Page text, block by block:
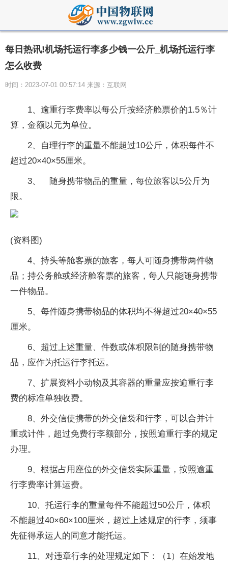
每日热讯!机场托运行李多少钱一公斤_机场托运行李
怎么收费
时间：2023-07-01 00:57:14 来源：互联网
1、逾重行李费率以每公斤按经济舱票价的1.5％计
算，金额以元为单位。
2、自理行李的重量不能超过10公斤，体积每件不
超过20×40×55厘米。
3、 随身携带物品的重量，每位旅客以5公斤为
限。
(资料图)
4、持头等舱客票的旅客，每人可随身携带两件物
品；持公务舱或经济舱客票的旅客，每人只能随身携带
一件物品。
5、每件随身携带物品的体积均不得超过20×40×55
厘米。
6、超过上述重量、件数或体积限制的随身携带物
品，应作为托运行李托运。
7、扩展资料小动物及其容器的重量应按逾重行李
费的标准单独收费。
8、外交信使携带的外交信袋和行李，可以合并计
重或计件，超过免费行李额部分，按照逾重行李的规定
办理。
9、根据占用座位的外交信袋实际重量，按照逾重
行李费率计算运费。
10、托运行李的重量每件不能超过50公斤，体积
不能超过40×60×100厘米，超过上述规定的行李，须事
先征得承运人的同意才能托运。
11、对违章行李的处理规定如下：（1）在始发地